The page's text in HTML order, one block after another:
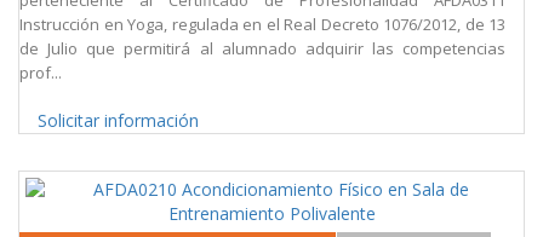
Instrucción en Yoga, regulada en el Real Decreto 1076/2012, de 13
de Julio que permitirá al alumnado adquirir las competencias
prof...
Solicitar información